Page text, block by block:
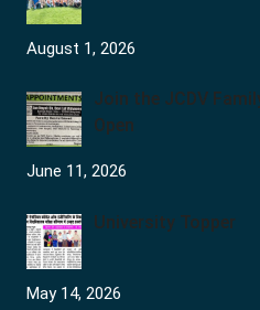
August 1, 2026
Join the JCDV
Open
June 11, 2026
University Topper
May 14, 2026